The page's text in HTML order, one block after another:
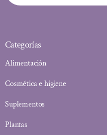
Categorías
Alimentación
Cosmética e higiene
Suplementos
Plantas